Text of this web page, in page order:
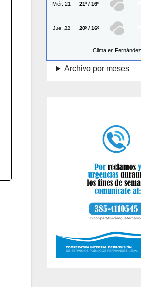
Miér. 21 21º / 16º
Jue. 22 20º / 16º
Clima en Fernández
Archivo por meses